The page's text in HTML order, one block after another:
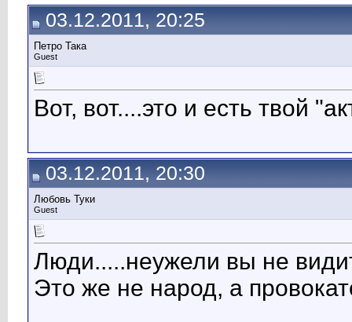
03.12.2011, 20:25
Петро Така
Guest
Вот, вот....это и есть твой
03.12.2011, 20:30
Любовь Туки
Guest
Люди.....неужели вы не
Это же не народ, а